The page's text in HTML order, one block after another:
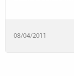
08/04/2011